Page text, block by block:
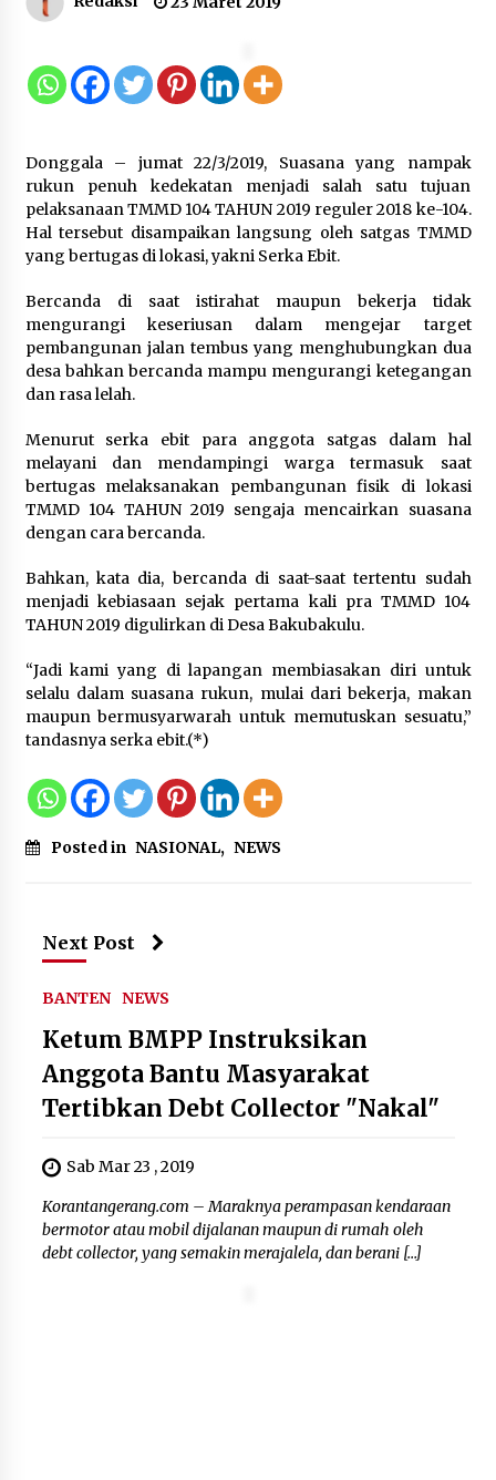
dengan Nuansa Kebersamaan
7 Agustus 2026
Pemanfaatan Limbah Galon Bekas,
Lapas Banjar Tanam 200 Pohon
Cabai Dukung Program Ketahanan
Pangan
Tagihan Air Tanpa Pemakaian,
Terungkap Ada Transisi Panjang
7 Agustus 2026
Sarana PAUD Diperkuat, Tangsel
Dorong Angka Partisipasi Sekolah
7 Agustus 2026
KKM Universitas Bina Bangsa
Kelompok 83 Laksanakan
Pendampingan Pembuatan Spanduk
Sebagai Upaya Memperkuat
6 Agustus 2026
Jaga Kebugaran Petugas, Lapas
Kelas I Tangerang Gelar Cek
Kemenkum Malut Dorong
Perlindungan Hak Cipta Musik di Era
Digital, Sosialisasikan Pencatatan
Gratis dan Penguatan Royalti
6 Agustus 2026
Dikunjungi PWI, Wawan Fauzi: Peran
hingga Fatal
6 Agustus 2026
Donggala – jumat 22/3/2019, Suasana yang nampak
rukun penuh kedekatan menjadi salah satu tujuan
pelaksanaan TMMD 104 TAHUN 2019 reguler 2018 ke-104.
Hal tersebut disampaikan langsung oleh satgas TMMD
yang bertugas di lokasi, yakni Serka Ebit.
Bercanda di saat istirahat maupun bekerja tidak
mengurangi keseriusan dalam mengejar target
pembangunan jalan tembus yang menghubungkan dua
desa bahkan bercanda mampu mengurangi ketegangan
dan rasa lelah.
Menurut serka ebit para anggota satgas dalam hal
melayani dan mendampingi warga termasuk saat
bertugas melaksanakan pembangunan fisik di lokasi
TMMD 104 TAHUN 2019 sengaja mencairkan suasana
dengan cara bercanda.
Bahkan, kata dia, bercanda di saat-saat tertentu sudah
menjadi kebiasaan sejak pertama kali pra TMMD 104
TAHUN 2019 digulirkan di Desa Bakubakulu.
“Jadi kami yang di lapangan membiasakan diri untuk
selalu dalam suasana rukun, mulai dari bekerja, makan
maupun bermusyarwarah untuk memutuskan sesuatu,”
tandasnya serka ebit.(*)
Posted in NASIONAL, NEWS
Next Post
BANTEN NEWS
Ketum BMPP Instruksikan
Anggota Bantu Masyarakat
Tertibkan Debt Collector "Nakal"
Sab Mar 23 , 2019
Korantangerang.com – Maraknya perampasan kendaraan
bermotor atau mobil dijalanan maupun di rumah oleh
debt collector, yang semakin merajalela, dan berani […]